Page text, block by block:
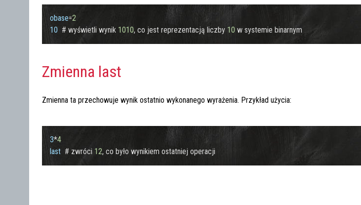
obase=2
10
  # wyświetli wynik
1010, co jest reprezentacją liczby 10
Zmienna last
Zmienna ta przechowuje wynik ostatnio wykonanego wyrażenia. Przykład użycia:
3*4
last
  # zwróci
12